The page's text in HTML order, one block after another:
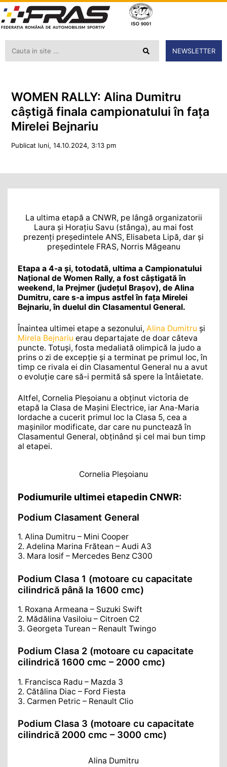
NEWSLETTER
WOMEN RALLY: Alina Dumitru
câștigă finala campionatului în fața
Mirelei Bejnariu
Publicat luni, 14.10.2024, 3:13 pm
La ultima etapă a CNWR, pe lângă organizatorii
Laura și Horațiu Savu (stânga), au mai fost
prezenți președintele ANS, Elisabeta Lipă, dar și
președintele FRAS, Norris Măgeanu
Etapa a 4-a și, totodată, ultima a Campionatului
Național de Women Rally, a fost câștigată în
weekend, la Prejmer (județul Brașov), de Alina
Dumitru, care s-a impus astfel în fața Mirelei
Bejnariu, în duelul din Clasamentul General.
Înaintea ultimei etape a sezonului, Alina Dumitru şi
Mirela Bejnariu erau departajate de doar câteva
puncte. Totuși, fosta medaliată olimpică la judo a
prins o zi de excepție și a terminat pe primul loc, în
timp ce rivala ei din Clasamentul General nu a avut
o evoluție care să-i permită să spere la întâietate.
Altfel, Cornelia Pleşoianu a obținut victoria de
etapă la Clasa de Maşini Electrice, iar Ana-Maria
Iordache a cucerit primul loc la Clasa 5, cea a
maşinilor modificate, dar care nu punctează în
Clasamentul General, obṭinând şi cel mai bun timp
al etapei.
Cornelia Pleșoianu
Podiumurile ultimei etapedin CNWR:
Podium Clasament General
1. Alina Dumitru – Mini Cooper
2. Adelina Marina Frătean – Audi A3
3. Mara Iosif – Mercedes Benz C300
Podium Clasa 1 (motoare cu capacitate
cilindrică până la 1600 cmc)
1. Roxana Armeana – Suzuki Swift
2. Mădălina Vasiloiu – Citroen C2
3. Georgeta Turean – Renault Twingo
Podium Clasa 2 (motoare cu capacitate
cilindrică 1600 cmc – 2000 cmc)
1. Francisca Radu – Mazda 3
2. Cătălina Diac – Ford Fiesta
3. Carmen Petric – Renault Clio
Podium Clasa 3 (motoare cu capacitate
cilindrică 2000 cmc – 3000 cmc)
Alina Dumitru